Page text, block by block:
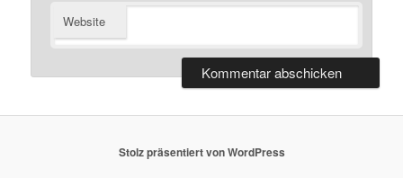
Website
Stolz präsentiert von WordPress